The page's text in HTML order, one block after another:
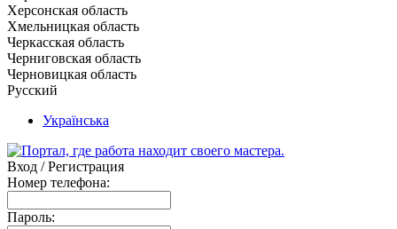
Херсонская область
Хмельницкая область
Черкасская область
Черниговская область
Черновицкая область
Русский
Українська
Вход / Регистрация
Номер телефона:
Пароль: